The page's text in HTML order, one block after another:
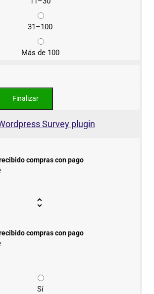
31–100
Más de 100
Survey plugin
compras con pago
compras con pago
Sí